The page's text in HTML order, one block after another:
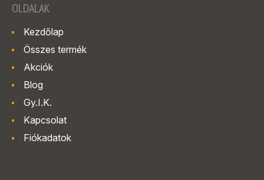
OLDALAK
Kezdőlap
Összes termék
Akciók
Blog
Gy.I.K.
Kapcsolat
Fiókadatok